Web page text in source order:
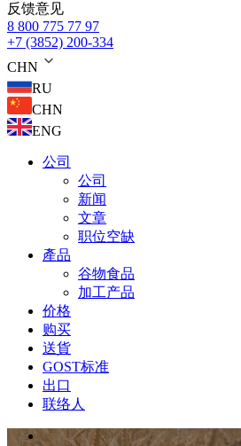
反馈意见
8 800 775 77 97
+7 (3852) 200-334
CHN
RU
CHN
ENG
公司
公司
新闻
文章
职位空缺
產品
谷物食品
加工产品
价格
购买
送貨
GOST标准
出口
联络人